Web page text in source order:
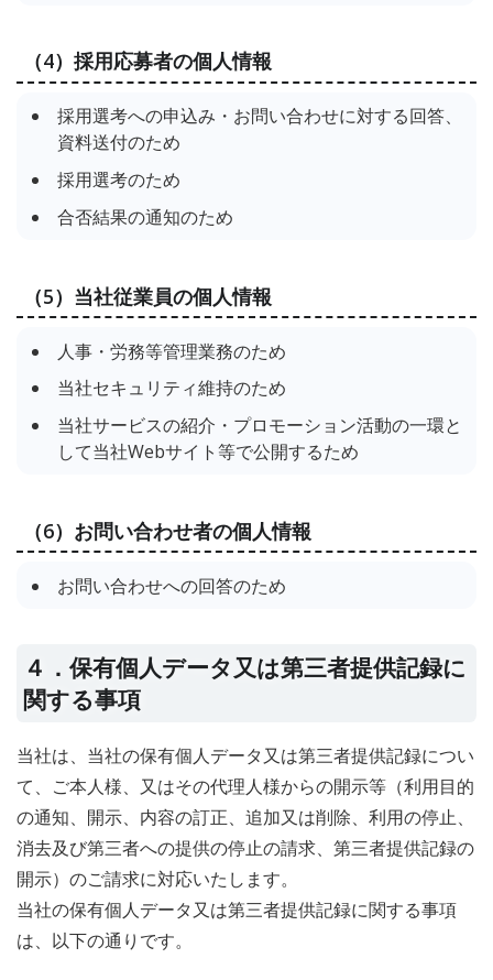
（4）採用応募者の個人情報
採用選考への申込み・お問い合わせに対する回答、
資料送付のため
採用選考のため
合否結果の通知のため
（5）当社従業員の個人情報
人事・労務等管理業務のため
当社セキュリティ維持のため
当社サービスの紹介・プロモーション活動の一環と
して当社Webサイト等で公開するため
（6）お問い合わせ者の個人情報
お問い合わせへの回答のため
４．保有個人データ又は第三者提供記録に
関する事項
当社は、当社の保有個人データ又は第三者提供記録につい
て、ご本人様、又はその代理人様からの開示等（利用目的
の通知、開示、内容の訂正、追加又は削除、利用の停止、
消去及び第三者への提供の停止の請求、第三者提供記録の
開示）のご請求に対応いたします。
当社の保有個人データ又は第三者提供記録に関する事項
は、以下の通りです。